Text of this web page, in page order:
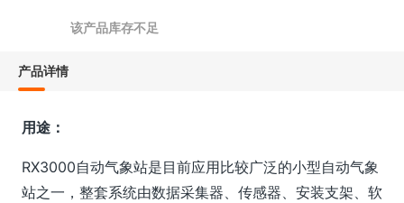
该产品库存不足
产品详情
用途：
RX3000自动气象站是目前应用比较广泛的小型自动气象
站之一，整套系统由数据采集器、传感器、安装支架、软